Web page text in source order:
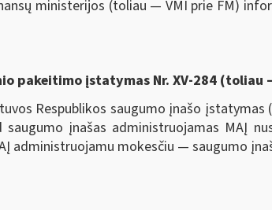
ministerijos (toliau — VMI prie FM)
pakeitimo įstatymas Nr. XV-284 (toliau
Respublikos saugumo įnašo įstatymas
įnašas administruojamas MAĮ
administruojamu mokesčiu — saugumo